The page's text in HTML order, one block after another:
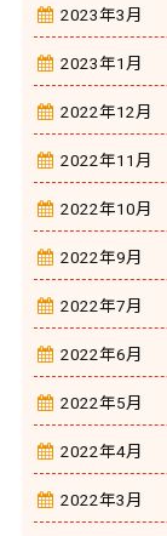
2023年3月
2023年1月
2022年12月
2022年11月
2022年10月
2022年9月
2022年7月
2022年6月
2022年5月
2022年4月
2022年3月